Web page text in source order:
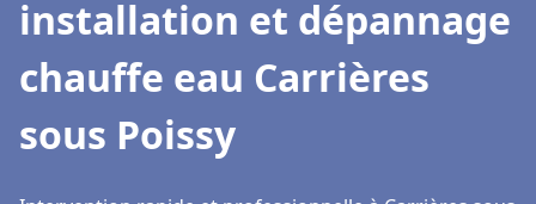
installation et dépannage
chauffe eau Carrières
sous Poissy